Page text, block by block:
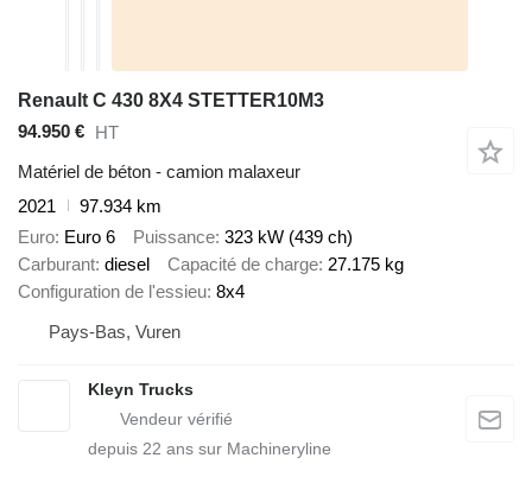
Renault C 430 8X4 STETTER10M3
94.950 € HT
Matériel de béton - camion malaxeur
2021
97.934 km
Euro Euro 6 Puissance 323 kW (439 ch)
Carburant diesel Capacité de charge 27.175 kg
Configuration de l'essieu 8x4
Pays-Bas, Vuren
Kleyn Trucks
depuis 22 ans sur Machineryline